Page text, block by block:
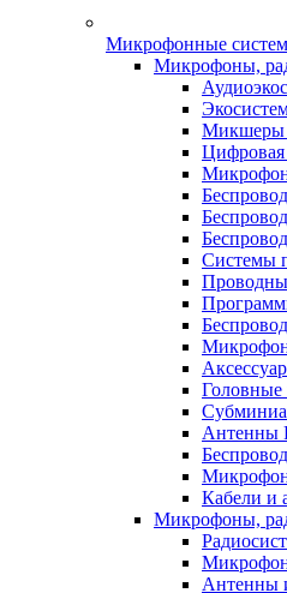
Микрофонные
Микрофоны,
Микшеры
Цифровая
Системы
Антенны
Кабели и
Микрофоны,
Антенны